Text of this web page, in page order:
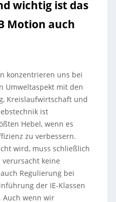
wichtig ist das
Motion auch
konzentrieren uns bei
Umweltaspekt mit den
Kreislaufwirtschaft und
ist
Hebel, wenn es
zu verbessern.
wird, muss schließlich
keine
Regulierung bei
der IE-Klassen
Auch wenn wir